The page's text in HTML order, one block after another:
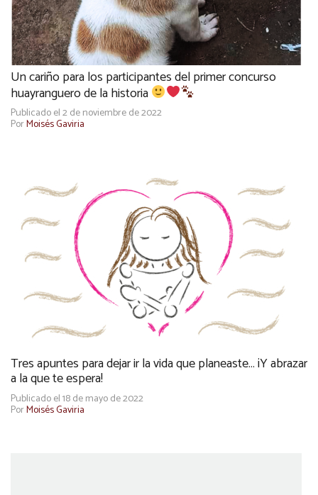
Un cariño para los participantes del primer concurso
huayranguero de la historia
Publicado el 2 de noviembre de 2022
PorMoisés Gaviria
Tres apuntes para dejar ir la vida que planeaste… ¡Y abrazar
a la que te espera!
Publicado el 18 de mayo de 2022
PorMoisés Gaviria